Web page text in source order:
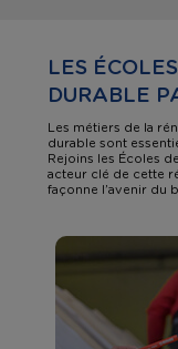
LES
DURABLE
Les métiers de la
durable sont
Rejoins les Écoles
acteur clé de cette
façonne l’avenir du